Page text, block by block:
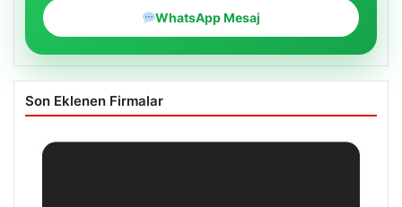
WhatsApp Mesaj
Son Eklenen Firmalar